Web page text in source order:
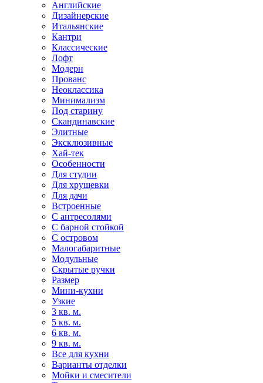
Английские
Дизайнерские
Итальянские
Кантри
Классические
Лофт
Модерн
Прованс
Неоклассика
Минимализм
Под старину
Скандинавские
Элитные
Эксклюзивные
Хай-тек
Особенности
Для студии
Для хрущевки
Для дачи
Встроенные
С антресолями
С барной стойкой
С островом
Малогабаритные
Модульные
Скрытые ручки
Размер
Мини-кухни
Узкие
3 кв. м.
5 кв. м.
6 кв. м.
9 кв. м.
Все для кухни
Варианты отделки
Мойки и смесители